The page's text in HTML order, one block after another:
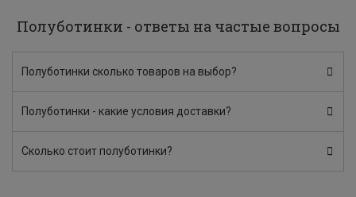
Полуботинки - ответы на частые вопросы
Полуботинки сколько товаров на выбор?
Полуботинки - какие условия доставки?
Сколько стоит полуботинки?